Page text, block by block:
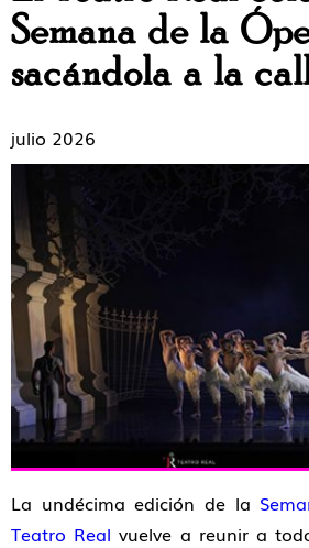
Semana de la
sacándola a la
julio 2026
La undécima edición de la
Teatro Real vuelve a reunir a